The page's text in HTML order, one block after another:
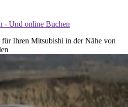
- Und online Buchen
Ihren Mitsubishi in der Nähe von